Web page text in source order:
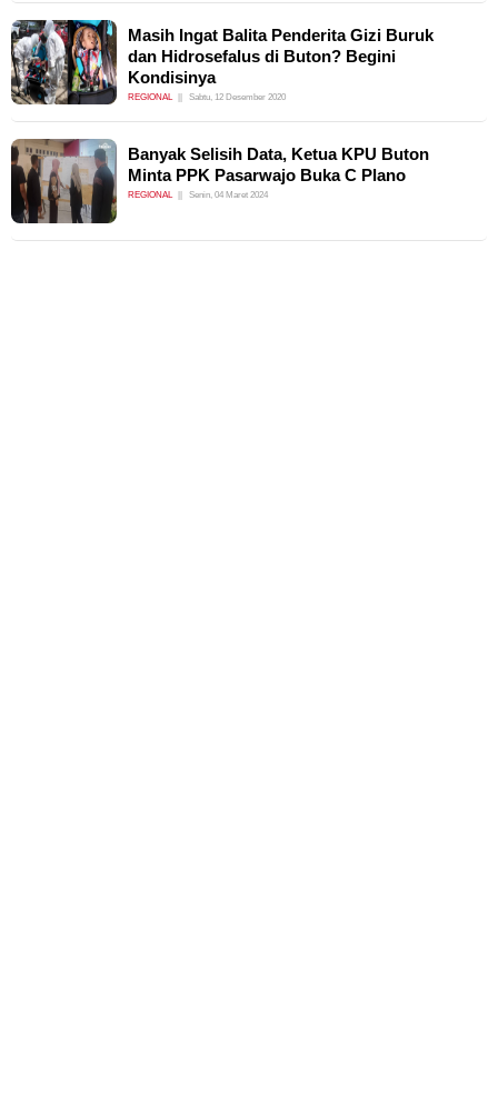
Masih Ingat Balita Penderita Gizi Buruk
dan Hidrosefalus di Buton? Begini
Kondisinya
REGIONAL Sabtu, 12 Desember 2020
Banyak Selisih Data, Ketua KPU Buton
Minta PPK Pasarwajo Buka C Plano
REGIONAL Senin, 04 Maret 2024